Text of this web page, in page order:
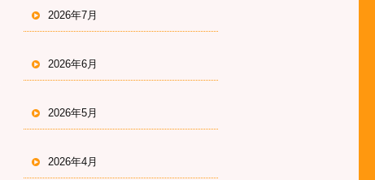
2026年7月
2026年6月
2026年5月
2026年4月